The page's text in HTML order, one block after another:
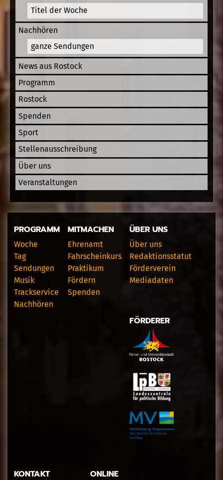
Titel der Woche
Nachhören
ganze Sendungen
News aus Rostock
Programm
Rostock
Spenden
Sport
Stellenausschreibung
Über uns
Veranstaltungen
PROGRAMM
Woche
Tag
Sendungen
Musik
Trackservice
Nachhören
MITMACHEN
Ehrenamt
Fahrscheinkurs
Praktikum
Fördern
Spenden
ÜBER UNS
Über uns
Redaktionsstatut
Förderverein
Mediadaten
FÖRDERER
KONTAKT ONLINE